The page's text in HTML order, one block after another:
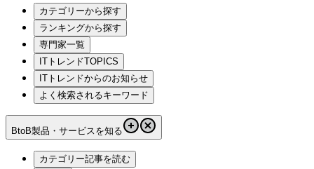
カテゴリーから探す
ランキングから探す
専門家一覧
ITトレンドTOPICS
ITトレンドからのお知らせ
よく検索されるキーワード
BtoB製品・サービスを知る
カテゴリー記事を読む